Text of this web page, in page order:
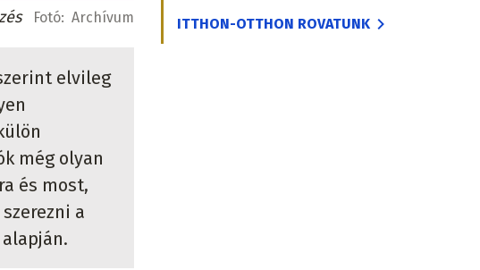
Fotó: Archívum
elvileg
még olyan
és most,
a
ITTHON-OTTHON ROVATUNK